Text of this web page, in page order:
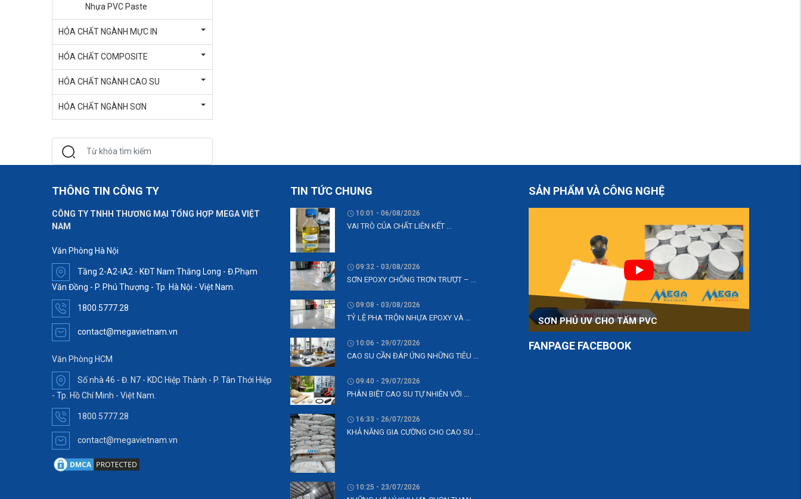
Nhựa PVC Paste
HÓA CHẤT NGÀNH MỰC IN
HÓA CHẤT COMPOSITE
HÓA CHẤT NGÀNH CAO SU
HÓA CHẤT NGÀNH SƠN
THÔNG TIN CÔNG TY
CÔNG TY TNHH THƯƠNG MẠI TỔNG HỢP MEGA VIỆT
NAM
Văn Phòng Hà Nội
Tầng 2-A2-IA2 - KĐT Nam Thăng Long - Đ.Phạm
Văn Đồng - P. Phú Thượng - Tp. Hà Nội - Việt Nam.
1800.5777.28
contact@megavietnam.vn
Văn Phòng HCM
Số nhà 46 - Đ. N7 - KDC Hiệp Thành - P. Tân Thới Hiệp
- Tp. Hồ Chí Minh - Việt Nam.
1800.5777.28
contact@megavietnam.vn
TIN TỨC CHUNG
10:01 - 06/08/2026
VAI TRÒ CỦA CHẤT LIÊN KẾT ...
09:32 - 03/08/2026
SƠN EPOXY CHỐNG TRƠN TRƯỢT – ...
09:08 - 03/08/2026
TỶ LỆ PHA TRỘN NHỰA EPOXY VÀ ...
10:06 - 29/07/2026
CAO SU CẦN ĐÁP ỨNG NHỮNG TIÊU ...
09:40 - 29/07/2026
PHÂN BIỆT CAO SU TỰ NHIÊN VỚI ...
16:33 - 26/07/2026
KHẢ NĂNG GIA CƯỜNG CHO CAO SU ...
10:25 - 23/07/2026
SẢN PHẨM VÀ CÔNG NGHỆ
SƠN PHỦ UV CHO TẤM PVC
FANPAGE FACEBOOK